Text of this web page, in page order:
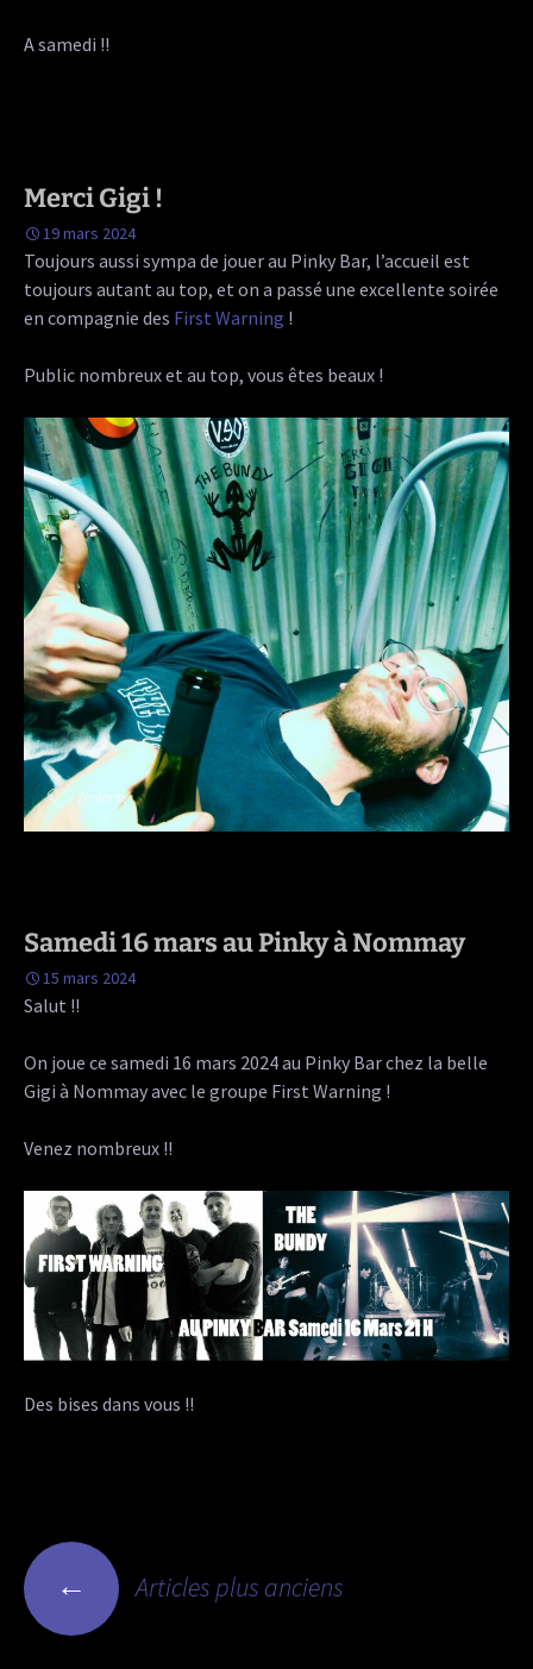
A samedi !!
Merci Gigi !
19 mars 2024
Toujours aussi sympa de jouer au Pinky Bar, l’accueil est
toujours autant au top, et on a passé une excellente soirée
en compagnie des First Warning !
Public nombreux et au top, vous êtes beaux !
Samedi 16 mars au Pinky à Nommay
15 mars 2024
Salut !!
On joue ce samedi 16 mars 2024 au Pinky Bar chez la belle
Gigi à Nommay avec le groupe First Warning !
Venez nombreux !!
Des bises dans vous !!
Navigation
des
← Articles plus anciens